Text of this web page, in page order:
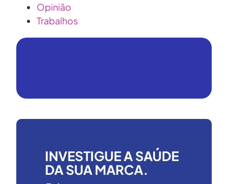
Opinião
Trabalhos